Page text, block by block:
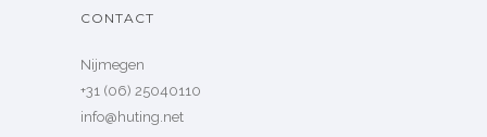
CONTACT
Nijmegen
+31 (06) 25040110
info@huting.net